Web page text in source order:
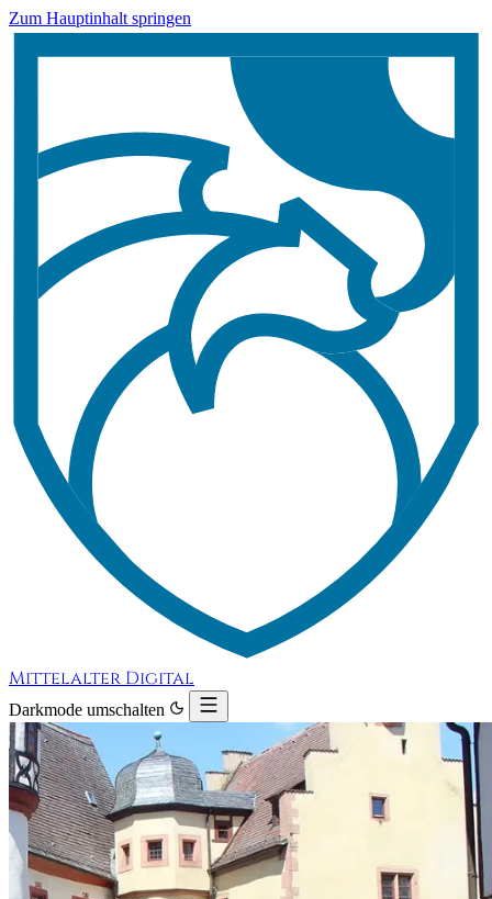
Zum Hauptinhalt springen
Mittelalter Digital
Darkmode umschalten